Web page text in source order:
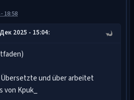
18:58
2025 - 15:04:
und über arbeitet
Kpuk_